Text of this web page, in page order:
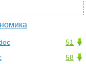
51
58